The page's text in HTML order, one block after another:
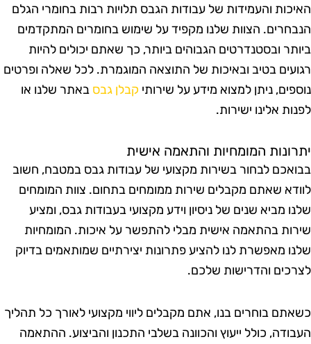
והעמידות של עבודות הגבס תלויות רבות בחומרי הגלם
הצוות שלנו מקפיד על שימוש בחומרים המתקדמים
ובסטנדרטים הגבוהים ביותר, כך שאתם יכולים להיות
בטיב ובאיכות של התוצאה המוגמרת. לכל שאלה ופרטים
ניתן למצוא מידע על שירותיקבלן גבסבאתר שלנו או
אלינו ישירות.
המומחיות והתאמה אישית
לבחור בשירות מקצועי של עבודות גבס במטבח, חשוב
שאתם מקבלים שירות ממומחים בתחום. צוות המומחים
מביא שנים של ניסיון וידע מקצועי בעבודות גבס, ומציע
בהתאמה אישית מבלי להתפשר על איכות. המומחיות
מאפשרת לנו להציע פתרונות יצירתיים שמותאמים בדיוק
והדרישות שלכם.
בוחרים בנו, אתם מקבלים ליווי מקצועי לאורך כל תהליך
כולל ייעוץ והכוונה בשלבי התכנון והביצוע. ההתאמה